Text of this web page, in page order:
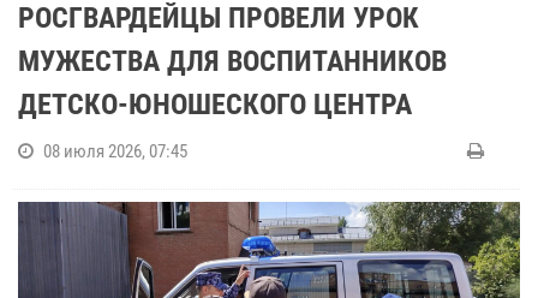
РОСГВАРДЕЙЦЫ ПРОВЕЛИ УРОК
МУЖЕСТВА ДЛЯ ВОСПИТАННИКОВ
ДЕТСКО-ЮНОШЕСКОГО ЦЕНТРА
08 июля 2026, 07:45